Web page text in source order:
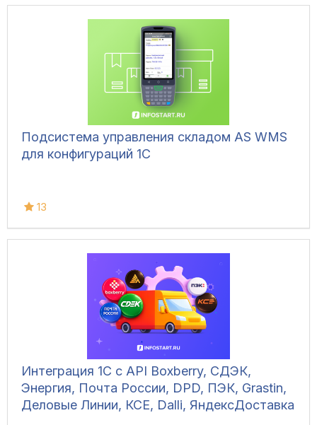
Конфигурация позволяет фиксировать вес
вручную, напрямую с весов, а также
управлять дополнительным
оборудованием и контролировать
движение транспорта.
Подсистема управления складом AS WMS
для конфигураций 1С
13
Интеграция 1С с API Boxberry, СДЭК,
Энергия, Почта России, DPD, ПЭК, Grastin,
Деловые Линии, КСЕ, Dalli, ЯндексДоставка